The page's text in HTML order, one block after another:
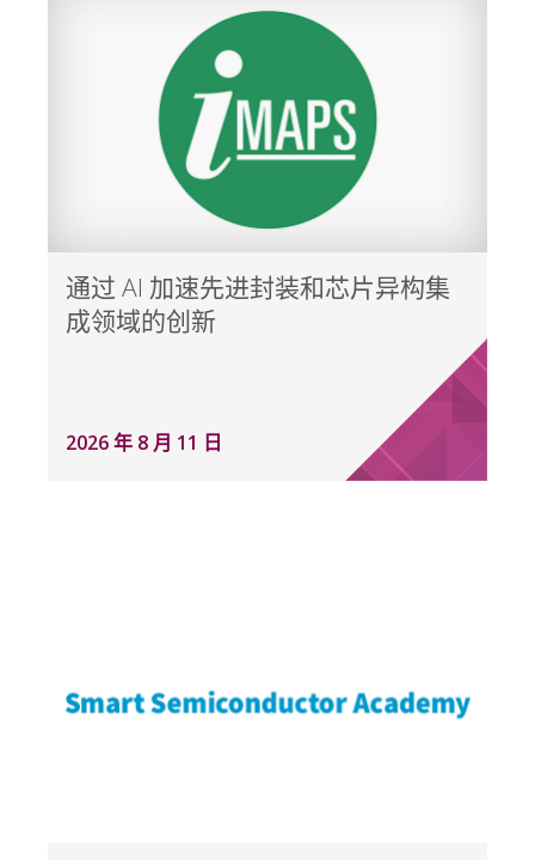
通过 AI 加速先进封装和芯片异构集
成领域的创新
2026 年 8 月 11 日